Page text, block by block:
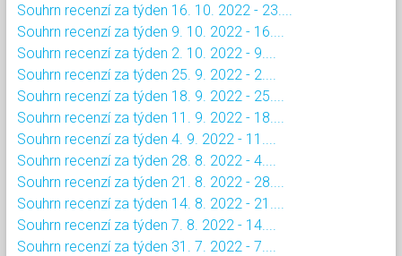
Souhrn recenzí za týden 16. 10. 2022 - 23....
Souhrn recenzí za týden 9. 10. 2022 - 16....
Souhrn recenzí za týden 2. 10. 2022 - 9....
Souhrn recenzí za týden 25. 9. 2022 - 2....
Souhrn recenzí za týden 18. 9. 2022 - 25....
Souhrn recenzí za týden 11. 9. 2022 - 18....
Souhrn recenzí za týden 4. 9. 2022 - 11....
Souhrn recenzí za týden 28. 8. 2022 - 4....
Souhrn recenzí za týden 21. 8. 2022 - 28....
Souhrn recenzí za týden 14. 8. 2022 - 21....
Souhrn recenzí za týden 7. 8. 2022 - 14....
Souhrn recenzí za týden 31. 7. 2022 - 7....